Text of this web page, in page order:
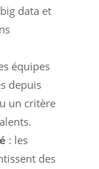
data et
équipes
depuis
un critère
: les
des